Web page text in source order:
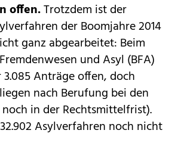
offen.Trotzdem ist der
der Boomjahre 2014
ganz abgearbeitet: Beim
und Asyl (BFA)
Anträge offen, doch
nach Berufung bei den
in der Rechtsmittelfrist).
Asylverfahren noch nicht